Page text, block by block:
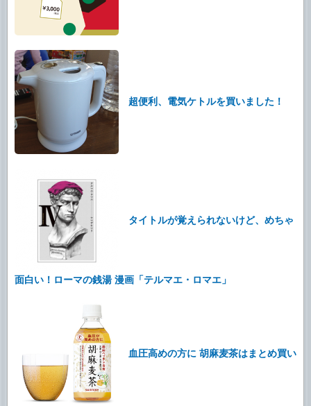
超便利、電気ケトルを買いました！
タイトルが覚えられないけど、めちゃ
面白い！ローマの銭湯 漫画「テルマエ・ロマエ」
血圧高めの方に 胡麻麦茶はまとめ買い